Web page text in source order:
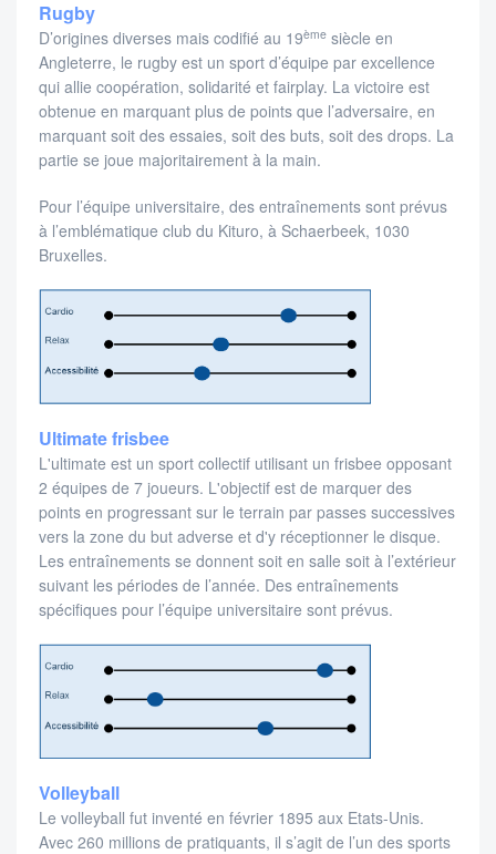
Rugby
D’origines diverses mais codifié au 19ème siècle en
Angleterre, le rugby est un sport d’équipe par excellence
qui allie coopération, solidarité et fairplay. La victoire est
obtenue en marquant plus de points que l’adversaire, en
marquant soit des essaies, soit des buts, soit des drops. La
partie se joue majoritairement à la main.
Pour l’équipe universitaire, des entraînements sont prévus
à l’emblématique club du Kituro, à Schaerbeek, 1030
Bruxelles.
Ultimate frisbee
L'ultimate est un sport collectif utilisant un frisbee opposant
2 équipes de 7 joueurs. L'objectif est de marquer des
points en progressant sur le terrain par passes successives
vers la zone du but adverse et d'y réceptionner le disque.
Les entraînements se donnent soit en salle soit à l’extérieur
suivant les périodes de l’année. Des entraînements
spécifiques pour l’équipe universitaire sont prévus.
Volleyball
Le volleyball fut inventé en février 1895 aux Etats-Unis.
Avec 260 millions de pratiquants, il s’agit de l’un des sports